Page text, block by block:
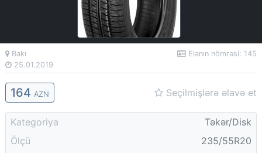
Bakı
25.01.2019
Elanın nömrəsi: 145
164 AZN Seçilmişlərə əlavə et
Kategoriya
Təkər/Disk
Ölçü
235/55R20